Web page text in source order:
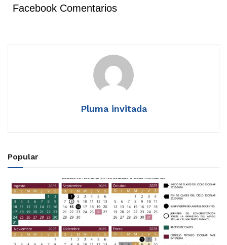
Facebook Comentarios
Pluma invitada
Popular